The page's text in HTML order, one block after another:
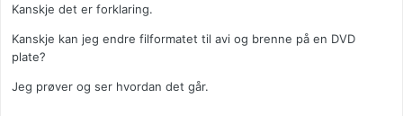
Kanskje det er forklaring.
Kanskje kan jeg endre filformatet til avi og brenne på en DVD
plate?
Jeg prøver og ser hvordan det går.